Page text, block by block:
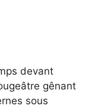
devant
gênant
sous